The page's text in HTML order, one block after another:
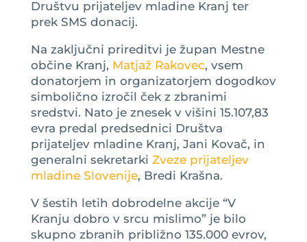
Društvu prijateljev mladine Kranj ter
prek SMS donacij.
Na zaključni prireditvi je župan Mestne
občine Kranj, Matjaž Rakovec, vsem
donatorjem in organizatorjem dogodkov
simbolično izročil ček z zbranimi
sredstvi. Nato je znesek v višini 15.107,83
evra predal predsednici Društva
prijateljev mladine Kranj, Jani Kovač, in
generalni sekretarki Zveze prijateljev
mladine Slovenije, Bredi Krašna.
V šestih letih dobrodelne akcije “V
Kranju dobro v srcu mislimo” je bilo
skupno zbranih približno 135.000 evrov,